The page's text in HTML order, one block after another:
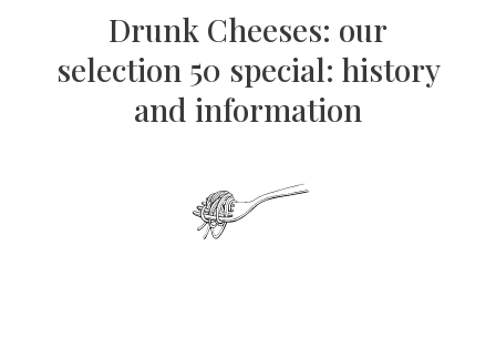
Drunk Cheeses: our
selection 50 special: history
and information